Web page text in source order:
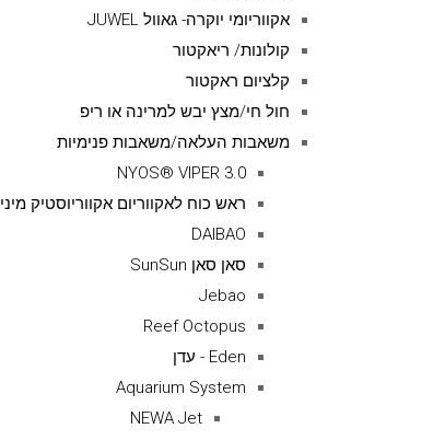
אקווריומי יוקרה- גאוול JUWEL
קולונות/ ריאקטור
קלציום ראקטור
חול חי/מצץ יבש למרינה או ריפ
משאבות העלאה/משאבות פנימיות
NYOS® VIPER 3.0
ראש כוח לאקווריום אקווריוסטיק מיני
DAIBAO
סאן סאן SunSun
Jebao
Reef Octopus
Eden - עדן
Aquarium System
NEWA Jet